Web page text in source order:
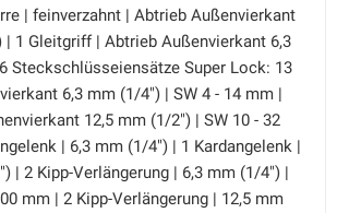
| feinverzahnt | Abtrieb Außenvierkant
| 1 Gleitgriff | Abtrieb Außenvierkant 6,3
Steckschlüsseiensätze Super Lock: 13
6,3 mm (1/4") | SW 4 - 14 mm |
12,5 mm (1/2") | SW 10 - 32
| 6,3 mm (1/4") | 1 Kardangelenk |
| 2 Kipp-Verlängerung | 6,3 mm (1/4") |
mm | 2 Kipp-Verlängerung | 12,5 mm